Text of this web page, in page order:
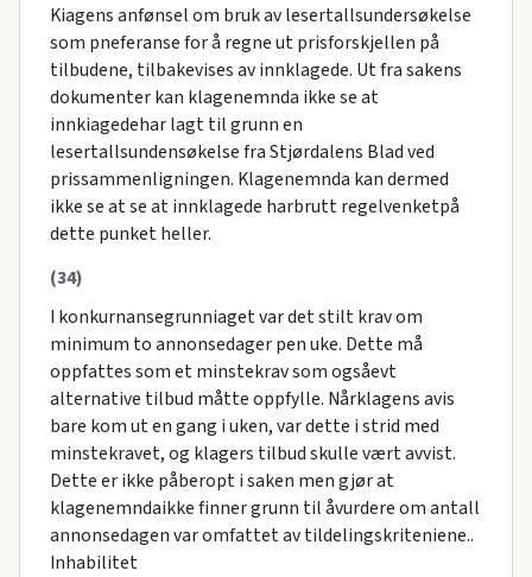
Kiagens anfønsel om bruk av lesertallsundersøkelse
som pneferanse for å regne ut prisforskjellen på
tilbudene, tilbakevises av innklagede. Ut fra sakens
dokumenter kan klagenemnda ikke se at
innkiagedehar lagt til grunn en
lesertallsundensøkelse fra Stjørdalens Blad ved
prissammenligningen. Klagenemnda kan dermed
ikke se at se at innklagede harbrutt regelvenketpå
dette punket heller.
(34)
I konkurnansegrunniaget var det stilt krav om
minimum to annonsedager pen uke. Dette må
oppfattes som et minstekrav som ogsåevt
alternative tilbud måtte oppfylle. Nårklagens avis
bare kom ut en gang i uken, var dette i strid med
minstekravet, og klagers tilbud skulle vært avvist.
Dette er ikke påberopt i saken men gjør at
klagenemndaikke finner grunn til åvurdere om antall
annonsedagen var omfattet av tildelingskriteniene..
Inhabilitet